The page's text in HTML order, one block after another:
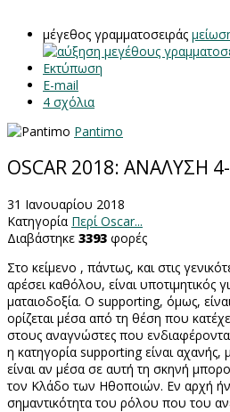
μέγεθος γραμματοσειράς
Εκτύπωση
E-mail
4 σχόλια
Pantimo
OSCAR 2018: ΑΝΑΛΥΣΗ
31 Ιανουαρίου 2018
Κατηγορία Περί Oscar...
Διαβάστηκε 3393 φορές
Στο κείμενο , πάντως, και στις
αρέσει καθόλου, είναι υποτιμητικός
ματαιοδοξία. Ο supporting, όμως,
ορίζεται μέσα από τη θέση που
στους αναγνώστες που
η κατηγορία supportingείναι αχανής,
είναι αν μέσα σε αυτή τη σκηνή
τον Κλάδο των Ηθοποιών. Εν αρχή ήν
σημαντικότητα του ρόλου που του